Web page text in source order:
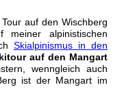
auf den Wischberg
alpinistischen
Skialpinismus in den
auf den Mangart
wenngleich auch
ist der Mangart im